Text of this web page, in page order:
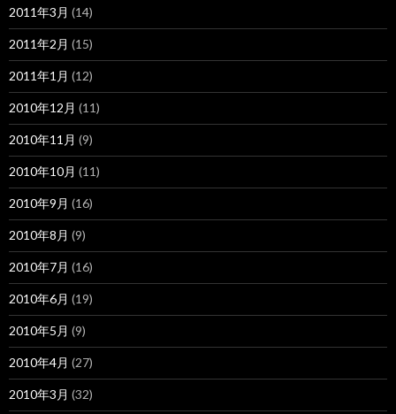
2011年3月 (14)
2011年2月 (15)
2011年1月 (12)
2010年12月 (11)
2010年11月 (9)
2010年10月 (11)
2010年9月 (16)
2010年8月 (9)
2010年7月 (16)
2010年6月 (19)
2010年5月 (9)
2010年4月 (27)
2010年3月 (32)